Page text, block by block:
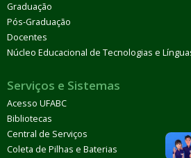
Graduação
Pós-Graduação
Docentes
Núcleo Educacional de Tecnologias e
Serviços e Sistemas
Acesso UFABC
Bibliotecas
Central de Serviços
Coleta de Pilhas e Baterias